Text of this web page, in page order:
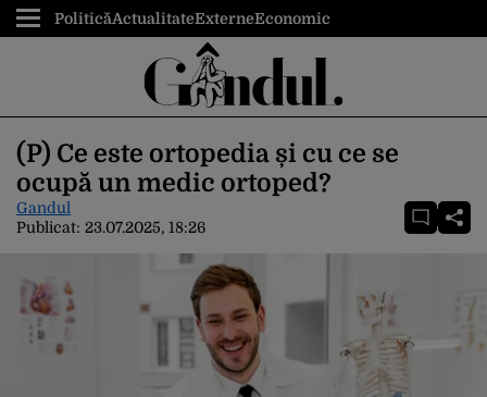
PoliticăActualitateExterneEconomic
(P) Ce este ortopedia și cu ce se
ocupă un medic ortoped?
Gandul
Publicat: 23.07.2025, 18:26